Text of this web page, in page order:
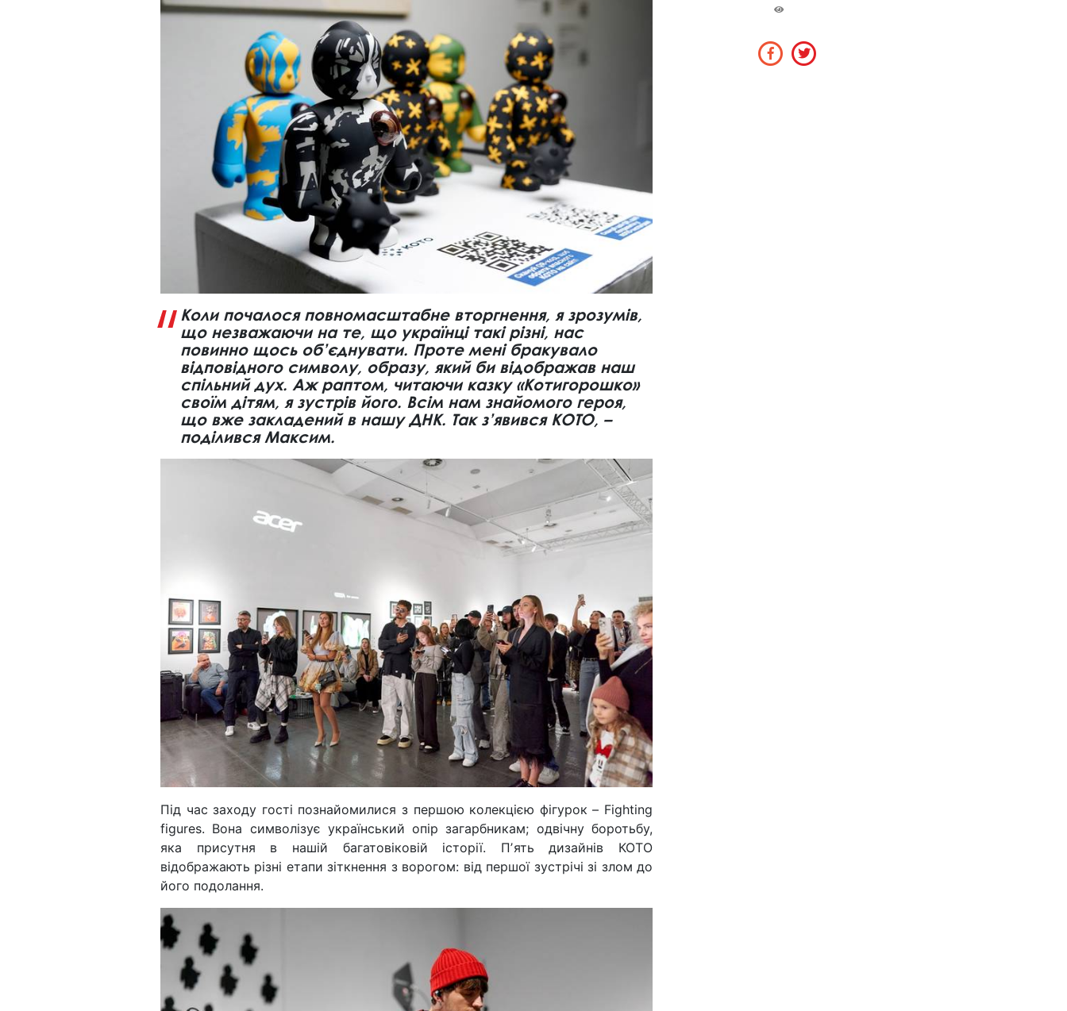
Коли почалося повномасштабне вторгнення, я зрозумів,
що незважаючи на те, що українці такі різні, нас
повинно щось об’єднувати. Проте мені бракувало
відповідного символу, образу, який би відображав наш
спільний дух. Аж раптом, читаючи казку «Котигорошко»
своїм дітям, я зустрів його. Всім нам знайомого героя,
що вже закладений в нашу ДНК. Так з’явився КОТО, –
поділився Максим.
Під час заходу гості познайомилися з першою колекцією фігурок – Fighting
figures. Вона символізує український опір загарбникам; одвічну боротьбу,
яка присутня в нашій багатовіковій історії. Пʼять дизайнів КОТО
відображають різні етапи зіткнення з ворогом: від першої зустрічі зі злом до
його подолання.